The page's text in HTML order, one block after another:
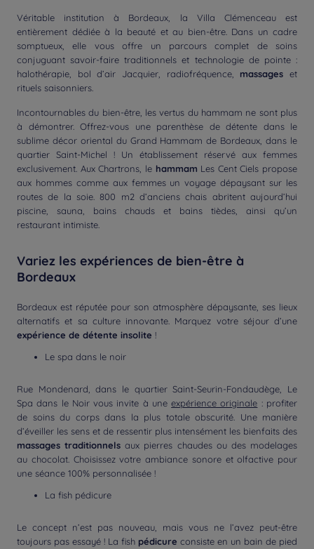
Véritable institution à Bordeaux, la Villa Clémenceau est
entièrement dédiée à la beauté et au bien-être. Dans un cadre
somptueux, elle vous offre un parcours complet de soins
conjuguant savoir-faire traditionnels et technologie de pointe :
halothérapie, bol d’air Jacquier, radiofréquence, massageset
rituels saisonniers.
Incontournables du bien-être, les vertus du hammam ne sont plus
à démontrer. Offrez-vous une parenthèse de détente dans le
sublime décor oriental du Grand Hammam de Bordeaux, dans le
quartier Saint-Michel ! Un établissement réservé aux femmes
exclusivement. Aux Chartrons, le hammam Les Cent Ciels propose
aux hommes comme aux femmes un voyage dépaysant sur les
routes de la soie. 800 m2 d’anciens chais abritent aujourd’hui
piscine, sauna, bains chauds et bains tièdes, ainsi qu’un
restaurant intimiste.
Variez les expériences de bien-être à
Bordeaux
Bordeaux est réputée pour son atmosphère dépaysante, ses lieux
alternatifs et sa culture innovante. Marquez votre séjour d’une
expérience de détente insolite !
Le spa dans le noir
Rue Mondenard, dans le quartier Saint-Seurin-Fondaudège, Le
Spa dans le Noir vous invite à uneexpérience originale : profiter
de soins du corps dans la plus totale obscurité. Une manière
d’éveiller les sens et de ressentir plus intensément les bienfaits des
massages traditionnels aux pierres chaudes ou des modelages
au chocolat. Choisissez votre ambiance sonore et olfactive pour
une séance 100% personnalisée !
La fish pédicure
Le concept n’est pas nouveau, mais vous ne l’avez peut-être
toujours pas essayé ! La fish pédicure consiste en un bain de pied